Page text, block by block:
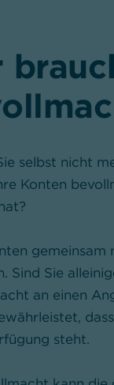
selbst nicht
Konten
Sind Sie
an einen
steht.